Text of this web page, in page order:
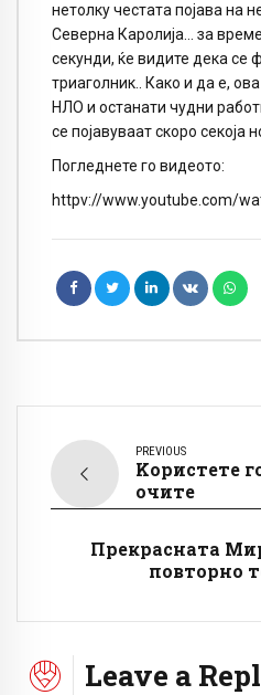
нетолку честата појава на
Северна Каролија… за
секунди, ќе видите дека
триаголник.. Како и да е,
НЛО и останати чудни
се појавуваат скоро секоја
Погледнете го видеото:
httpv://www.youtube.com/
PREVIOUS
Kористете
очите
Прекрасната
повторно
Leave a